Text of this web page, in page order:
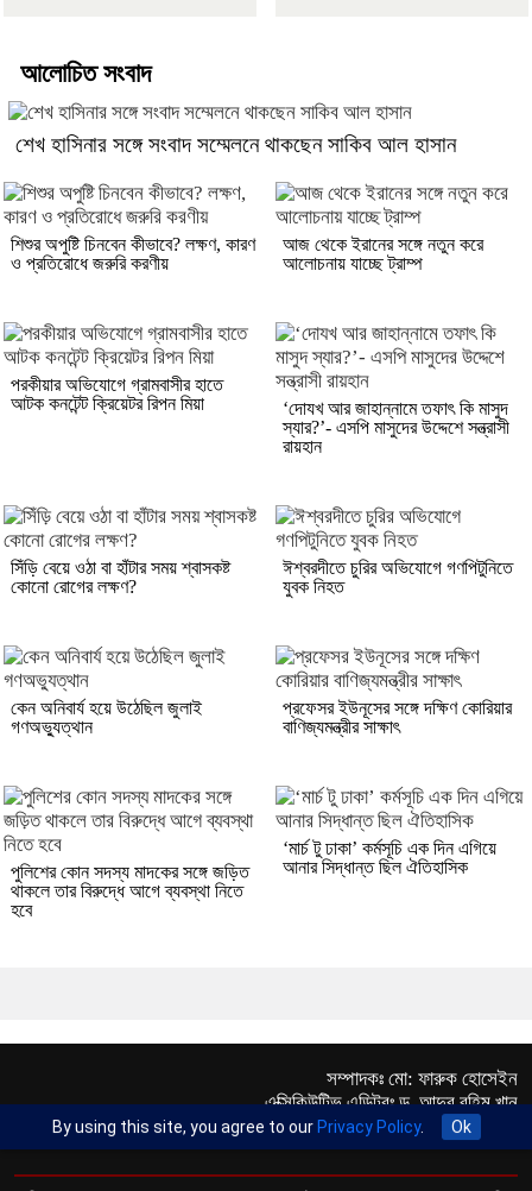
আলোচিত সংবাদ
শেখ হাসিনার সঙ্গে সংবাদ সম্মেলনে থাকছেন সাকিব আল হাসান
শিশুর অপুষ্টি চিনবেন কীভাবে? লক্ষণ, কারণ
ও প্রতিরোধে জরুরি করণীয়
আজ থেকে ইরানের সঙ্গে নতুন করে
আলোচনায় যাচ্ছে ট্রাম্প
পরকীয়ার অভিযোগে গ্রামবাসীর হাতে
আটক কনটেন্ট ক্রিয়েটর রিপন মিয়া
‘দোযখ আর জাহান্নামে তফাৎ কি মাসুদ
স্যার?’- এসপি মাসুদের উদ্দেশে সন্ত্রাসী
রায়হান
সিঁড়ি বেয়ে ওঠা বা হাঁটার সময় শ্বাসকষ্ট
কোনো রোগের লক্ষণ?
ঈশ্বরদীতে চুরির অভিযোগে গণপিটুনিতে
যুবক নিহত
কেন অনিবার্য হয়ে উঠেছিল জুলাই
গণঅভ্যুত্থান
প্রফেসর ইউনূসের সঙ্গে দক্ষিণ কোরিয়ার
বাণিজ্যমন্ত্রীর সাক্ষাৎ
পুলিশের কোন সদস্য মাদকের সঙ্গে জড়িত
থাকলে তার বিরুদ্ধে আগে ব্যবস্থা নিতে
হবে
‘মার্চ টু ঢাকা’ কর্মসূচি এক দিন এগিয়ে
আনার সিদ্ধান্ত ছিল ঐতিহাসিক
সম্পাদকঃ মো: ফারুক হোসেইন
এক্সিকিউটিভ এডিটরঃ ড. আব্দুর রহিম খান
প্রকাশকঃ মো: মতিউর রহমান
By using this site, you agree to our Privacy Policy. Ok